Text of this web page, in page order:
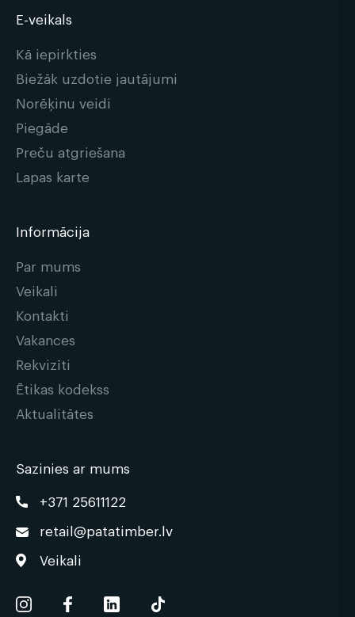
E-veikals
Kā iepirkties
Biežāk uzdotie jautājumi
Norēķinu veidi
Piegāde
Preču atgriešana
Lapas karte
Informācija
Par mums
Veikali
Kontakti
Vakances
Rekvizīti
Ētikas kodekss
Aktualitātes
Sazinies ar mums
+371 25611122
retail@patatimber.lv
Veikali